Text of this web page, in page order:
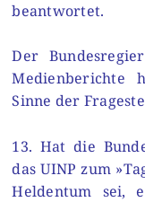
beantwortet.
Der
Medienberichte
Sinne der
13. Hat die
das UINP zum
Heldentum sei,